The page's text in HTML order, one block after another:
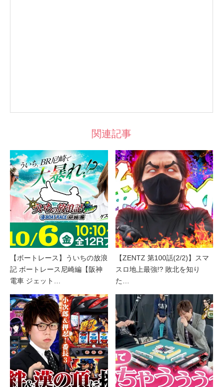
関連記事
【ボートレース】ういちの放浪
記 ボートレース尼崎編【阪神
電車 ジェット…
【ZENTZ 第100話(2/2)】スマ
スロ地上最強!? 敗北を知り
た…